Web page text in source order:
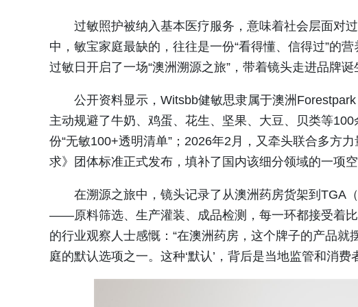
过敏照护被纳入基本医疗服务，意味着社会层面对
中，敏宝家庭最缺的，往往是一份“看得懂、信得过”的
过敏日开启了一场“澳洲溯源之旅”，带着镜头走进品牌
公开资料显示，Witsbb健敏思隶属于澳洲
主动规避了牛奶、鸡蛋、花生、坚果、大豆、贝类等
份“无敏100+透明清单”；2026年2月，又牵头联合多方
求》团体标准正式发布，填补了国内该细分领域的一项空
在溯源之旅中，镜头记录了从澳洲药房货架到TGA
——原料筛选、生产灌装、成品检测，每一环都接受着
的行业观察人士感慨：“在澳洲药房，这个牌子的产品
庭的默认选项之一。这种‘默认’，背后是当地监管和消费